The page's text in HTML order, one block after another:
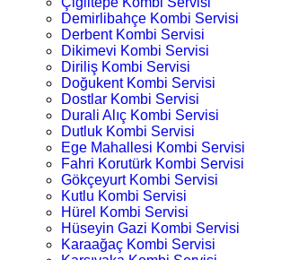
Demirlibahçe Kombi Servisi
Derbent Kombi Servisi
Dikimevi Kombi Servisi
Diriliş Kombi Servisi
Doğukent Kombi Servisi
Dostlar Kombi Servisi
Durali Alıç Kombi Servisi
Dutluk Kombi Servisi
Ege Mahallesi Kombi Servisi
Fahri Korutürk Kombi Servisi
Gökçeyurt Kombi Servisi
Kutlu Kombi Servisi
Hürel Kombi Servisi
Hüseyin Gazi Kombi Servisi
Karaağaç Kombi Servisi